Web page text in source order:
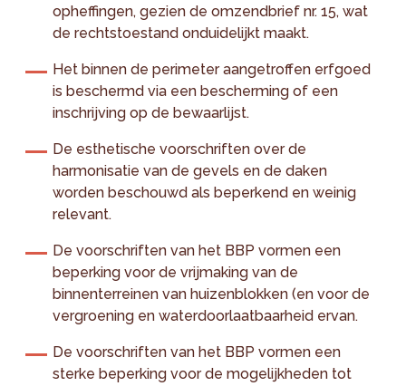
opheffingen, gezien de omzendbrief nr. 15, wat
de rechtstoestand onduidelijkt maakt.
Het binnen de perimeter aangetroffen erfgoed
is beschermd via een bescherming of een
inschrijving op de bewaarlijst.
De esthetische voorschriften over de
harmonisatie van de gevels en de daken
worden beschouwd als beperkend en weinig
relevant.
De voorschriften van het BBP vormen een
beperking voor de vrijmaking van de
binnenterreinen van huizenblokken (en voor de
vergroening en waterdoorlaatbaarheid ervan.
De voorschriften van het BBP vormen een
sterke beperking voor de mogelijkheden tot